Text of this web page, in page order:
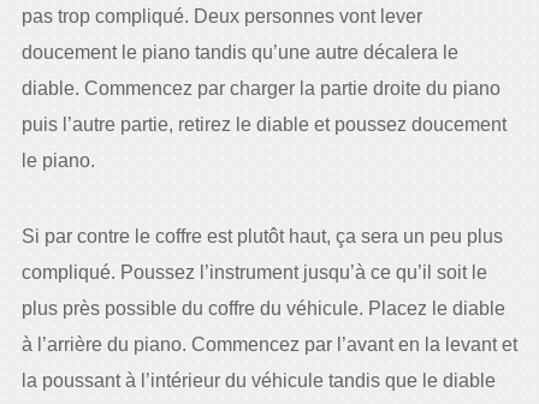
pas trop compliqué. Deux personnes vont lever
doucement le piano tandis qu’une autre décalera le
diable. Commencez par charger la partie droite du piano
puis l’autre partie, retirez le diable et poussez doucement
le piano.
Si par contre le coffre est plutôt haut, ça sera un peu plus
compliqué. Poussez l’instrument jusqu’à ce qu’il soit le
plus près possible du coffre du véhicule. Placez le diable
à l’arrière du piano. Commencez par l’avant en la levant et
la poussant à l’intérieur du véhicule tandis que le diable